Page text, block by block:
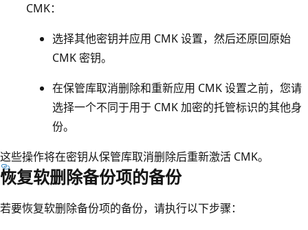
CMK：
选择其他密钥并应用 CMK 设置，然后还原回原始
CMK 密钥。
在保管库取消删除和重新应用 CMK 设置之前，您请
选择一个不同于用于 CMK 加密的托管标识的其他身
份。
这些操作将在密钥从保管库取消删除后重新激活 CMK。
恢复软删除备份项的备份
若要恢复软删除备份项的备份，请执行以下步骤：